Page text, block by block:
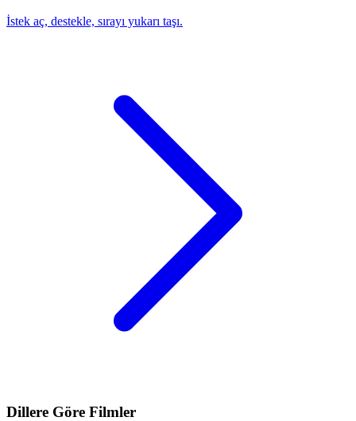
İstek aç, destekle, sırayı yukarı taşı.
Dillere Göre Filmler